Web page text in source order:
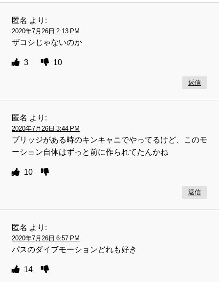
匿名 より:
2020年7月26日 2:13 PM
ザコシじゃないのか
3 10
返信
匿名 より:
2020年7月26日 3:44 PM
ブリッジがある時のキンキャニでやってるけど、このモ
ーション自体はずっと前に作られてたんかね
10
返信
匿名 より:
2020年7月26日 6:57 PM
パスのダイブモーションどれも好き
14